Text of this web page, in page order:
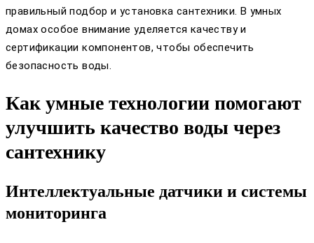
правильный подбор и установка сантехники. В умных
домах особое внимание уделяется качеству и
сертификации компонентов, чтобы обеспечить
безопасность воды.
Как умные технологии помогают
улучшить качество воды через
сантехнику
Интеллектуальные датчики и системы
мониторинга